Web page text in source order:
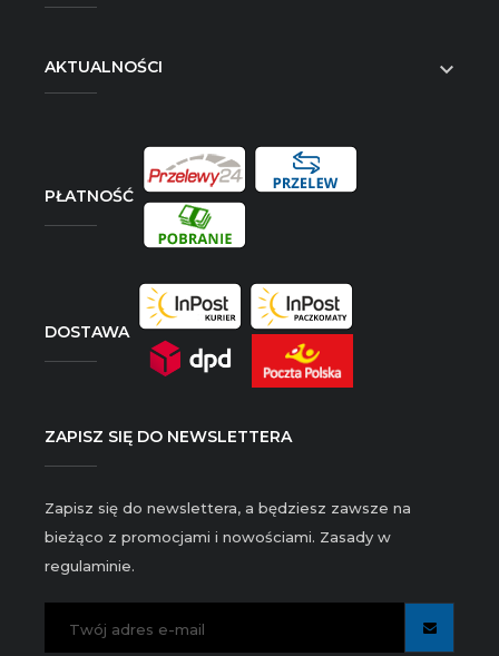
AKTUALNOŚCI 
PŁATNOŚĆ
DOSTAWA
ZAPISZ SIĘ DO NEWSLETTERA
Zapisz się do newslettera, a będziesz zawsze na
bieżąco z promocjami i nowościami. Zasady w
regulaminie.